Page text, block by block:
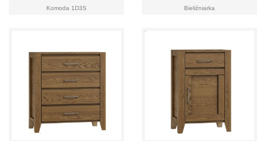
Komoda 1D3S Bieliźniarka